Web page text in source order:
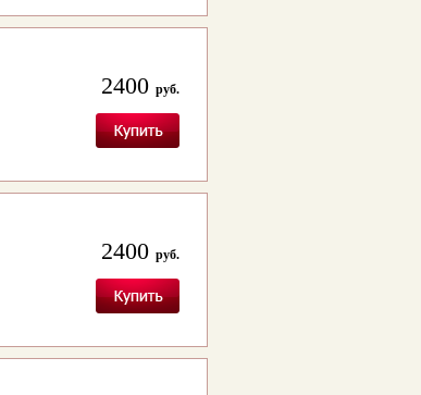
2400 руб.
2400 руб.